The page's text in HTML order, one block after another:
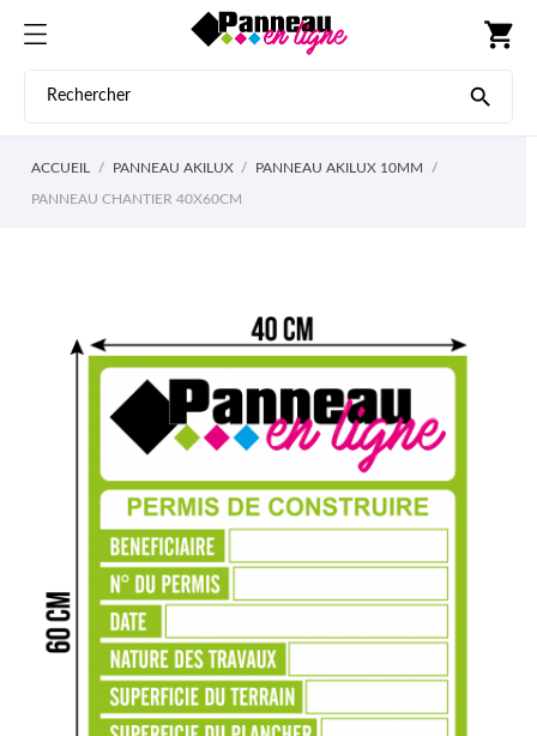
shopping_cart

ACCUEIL PANNEAU AKILUX PANNEAU AKILUX 10MM
PANNEAU CHANTIER 40X60CM